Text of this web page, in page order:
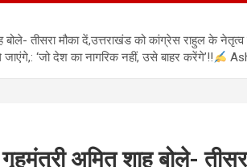
बोले- तीसरा मौका दें,उत्तराखंड को कांग्रेस राहुल के
‘जो देश का नागरिक नहीं, उसे बाहर करेंगे’!!
गृहमंत्री अमित शाह बोले-